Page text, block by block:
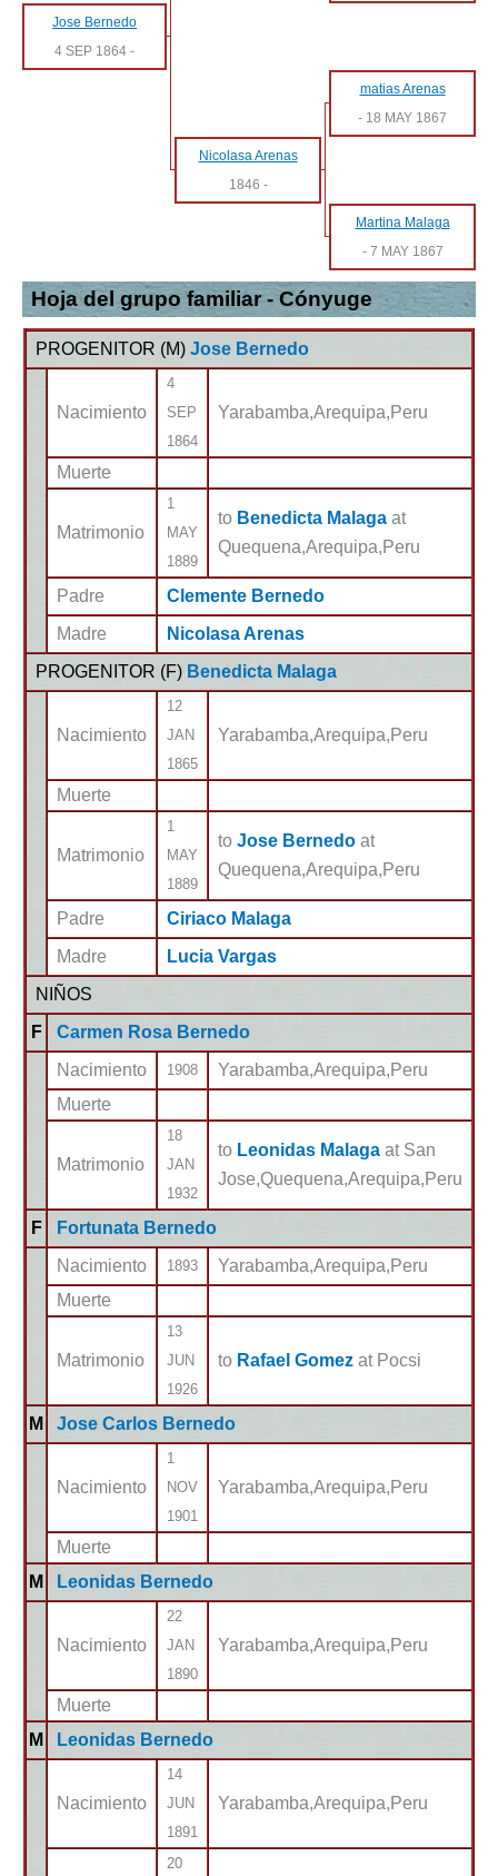
Jose Bernedo
4 SEP 1864 -
matias Arenas
- 18 MAY 1867
Nicolasa Arenas
1846 -
Martina Malaga
- 7 MAY 1867
Hoja del grupo familiar - Cónyuge
PROGENITOR (M) Jose Bernedo
Nacimiento
4
SEP
1864
Yarabamba,Arequipa,Peru
Muerte
Matrimonio
1
MAY
1889
to Benedicta Malaga at
Quequena,Arequipa,Peru
Padre
Clemente Bernedo
Madre
Nicolasa Arenas
PROGENITOR (F) Benedicta Malaga
Nacimiento
12
JAN
1865
Yarabamba,Arequipa,Peru
Muerte
Matrimonio
1
MAY
1889
to Jose Bernedo at
Quequena,Arequipa,Peru
Padre
Ciriaco Malaga
Madre
Lucia Vargas
NIÑOS
F
Carmen Rosa Bernedo
Nacimiento
1908
Yarabamba,Arequipa,Peru
Muerte
Matrimonio
18
JAN
1932
to Leonidas Malaga at San
Jose,Quequena,Arequipa,Peru
F
Fortunata Bernedo
Nacimiento
1893
Yarabamba,Arequipa,Peru
Muerte
Matrimonio
13
JUN
1926
to Rafael Gomez at Pocsi
M Jose Carlos Bernedo
Nacimiento
1
NOV
1901
Yarabamba,Arequipa,Peru
Muerte
M
Leonidas Bernedo
Nacimiento
22
JAN
1890
Yarabamba,Arequipa,Peru
Muerte
M
Leonidas Bernedo
Nacimiento
14
JUN
1891
Yarabamba,Arequipa,Peru
20